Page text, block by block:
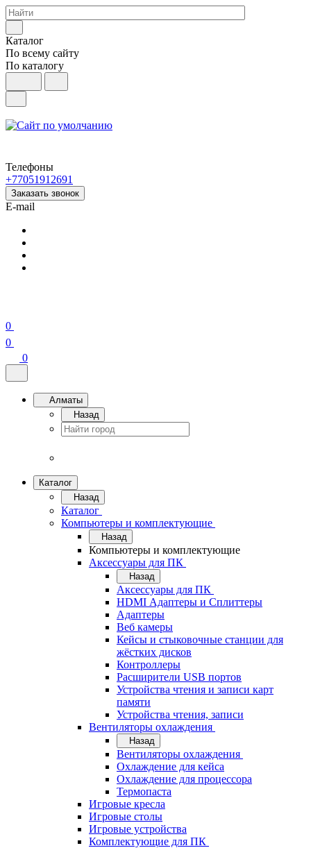
Каталог
По всему сайту
По каталогу
Телефоны
+77051912691
Заказать звонок
E-mail
0
0
0
Алматы
Назад
Каталог
Назад
Каталог
Компьютеры и комплектующие
Назад
Компьютеры и комплектующие
Аксессуары для ПК
Назад
Аксессуары для ПК
HDMI Адаптеры и Сплиттеры
Адаптеры
Веб камеры
Кейсы и стыковочные станции для
жёстких дисков
Контроллеры
Расширители USB портов
Устройства чтения и записи карт
памяти
Устройства чтения, записи
Вентиляторы охлаждения
Назад
Вентиляторы охлаждения
Охлаждение для кейса
Охлаждение для процессора
Термопаста
Игровые кресла
Игровые столы
Игровые устройства
Комплектующие для ПК